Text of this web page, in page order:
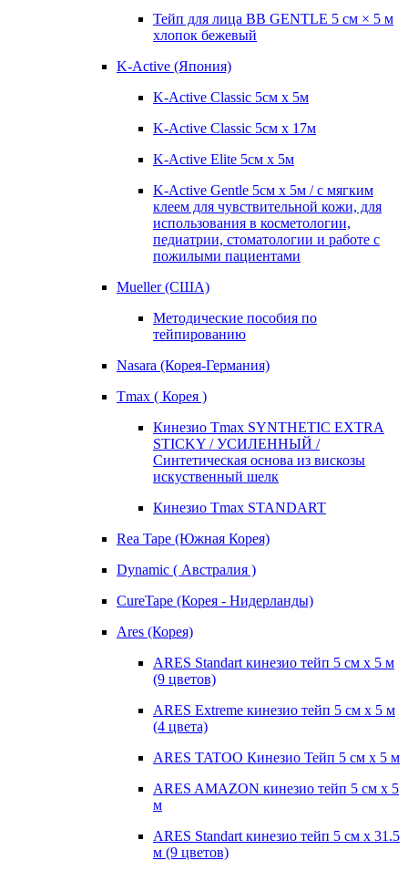
Тейп для лица BB GENTLE 5 см × 5 м
хлопок бежевый
K-Active (Япония)
K-Active Classic 5см х 5м
K-Active Classic 5см х 17м
K-Active Elite 5см х 5м
K-Active Gentle 5см х 5м / с мягким
клеем для чувствительной кожи, для
использования в косметологии,
педиатрии, стоматологии и работе с
пожилыми пациентами
Mueller (США)
Методические пособия по
тейпированию
Nasara (Корея-Германия)
Tmax ( Корея )
Кинезио Tmax SYNTHETIC EXTRA
STICKY / УСИЛЕННЫЙ /
Синтетическая основа из вискозы
искуственный шелк
Кинезио Tmax STANDART
Rea Tape (Южная Корея)
Dynamic ( Австралия )
CureTape (Корея - Нидерланды)
Ares (Корея)
ARES Standart кинезио тейп 5 см х 5 м
(9 цветов)
ARES Extreme кинезио тейп 5 см х 5 м
(4 цвета)
ARES TATOO Кинезио Тейп 5 см х 5 м
ARES AMAZON кинезио тейп 5 см х 5
м
ARES Standart кинезио тейп 5 см х 31.5
м (9 цветов)